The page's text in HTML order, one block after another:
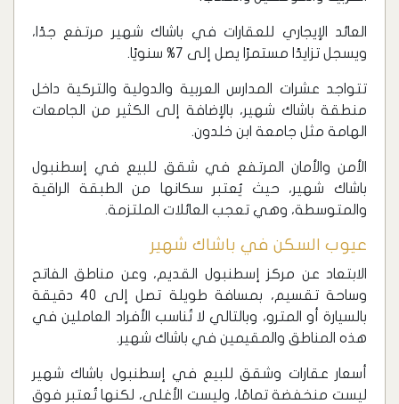
العائد الإيجاري للعقارات في باشاك شهير مرتفع جدًا،
ويسجل تزايدًا مستمرًا يصل إلى 7% سنويًا.
تتواجد عشرات المدارس العربية والدولية والتركية داخل
منطقة باشاك شهير، بالإضافة إلى الكثير من الجامعات
الهامة مثل جامعة ابن خلدون.
الأمن والأمان المرتفع في شقق للبيع في إسطنبول
باشاك شهير، حيث يُعتبر سكانها من الطبقة الراقية
والمتوسطة، وهي تعجب العائلات الملتزمة.
عيوب السكن في باشاك شهير
الابتعاد عن مركز إسطنبول القديم، وعن مناطق الفاتح
وساحة تقسيم، بمسافة طويلة تصل إلى 40 دقيقة
بالسيارة أو المترو، وبالتالي لا تُناسب الأفراد العاملين في
هذه المناطق والمقيمين في باشاك شهير.
أسعار عقارات وشقق للبيع في إسطنبول باشاك شهير
ليست منخفضة تمامًا، وليست الأغلى، لكنها تُعتبر فوق